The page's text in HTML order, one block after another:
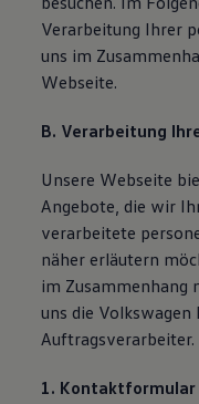
Magazin
Lifestyle
Pannen- und
Verarbeitung Ihrer
uns im
Webseite.
B. Verarbeitung
Unsere Webseite
Angebote, die wir
verarbeitete
näher erläutern
im Zusammenhang
uns die Volkswagen
Auftragsverarbeiter.
1. Kontaktformular